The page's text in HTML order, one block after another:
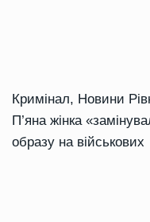
Кримінал, Новини
П’яна жінка
образу на військових